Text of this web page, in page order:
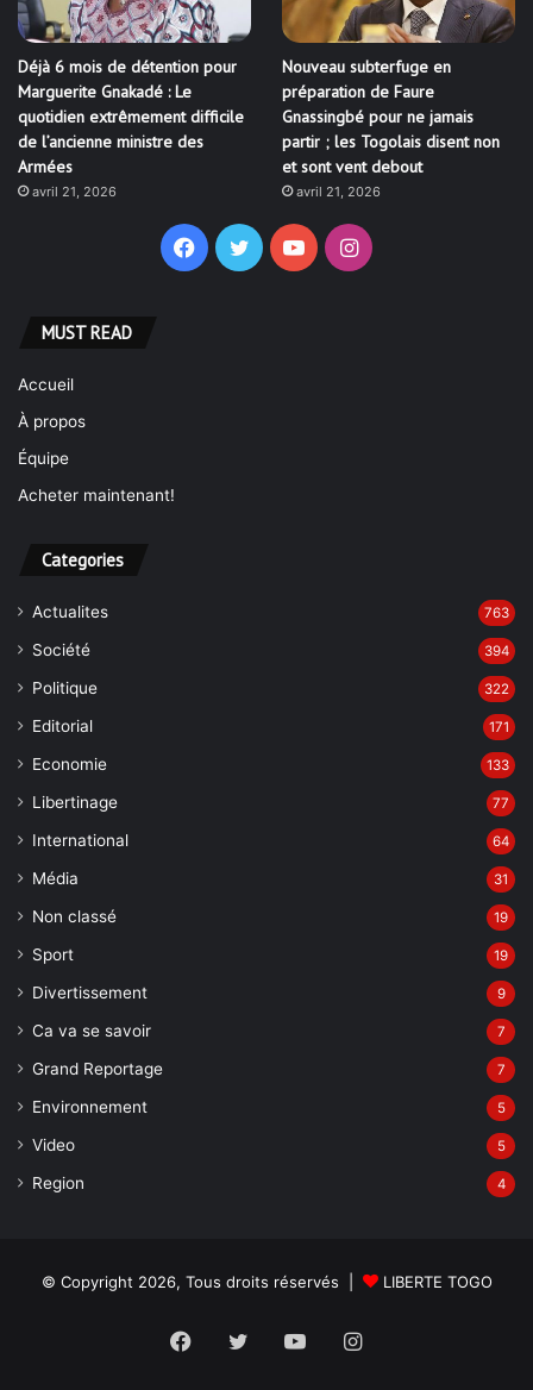
Déjà 6 mois de détention pour
Marguerite Gnakadé : Le
quotidien extrêmement difficile
de l’ancienne ministre des
Armées
avril 21, 2026
Nouveau subterfuge en
préparation de Faure
Gnassingbé pour ne jamais
partir ; les Togolais disent non
et sont vent debout
avril 21, 2026
Facebook
TwitterYouTubeInstagram
MUST READ
Accueil
À propos
Équipe
Acheter maintenant!
Categories
Actualites 763
Société 394
Politique 322
Editorial 171
Economie 133
Libertinage 77
International 64
Média 31
Non classé 19
Sport 19
Divertissement 9
Ca va se savoir 7
Grand Reportage 7
Environnement 5
Video 5
Region 4
© Copyright 2026, Tous droits réservés | LIBERTE TOGO
Facebook
Twitter YouTubeInstagram